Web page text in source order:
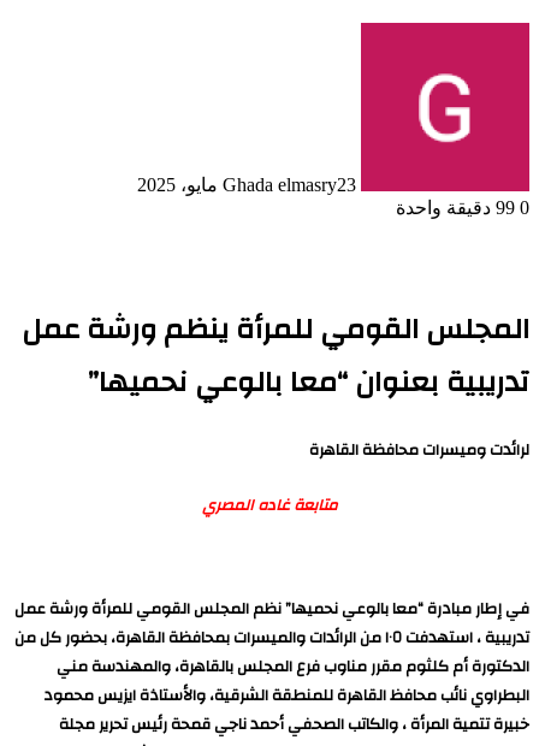
Ghada elmasry23 مايو، 2025
0
دقيقة واحدة
المجلس القومي للمرأة ينظم ورشة عمل
تدريبية بعنوان “معا بالوعي نحميها”
لرائدت وميسرات محافظة القاهرة
متابعة غاده المصري
في إطار مبادرة “معا بالوعي نحميها” نظم المجلس القومي للمرأة ورشة عمل
تدريبية ، استهدفت ١٠٥ من الرائدات والميسرات بمحافظة القاهرة، بحضور كل من
الدكتورة أم كلثوم مقرر مناوب فرع المجلس بالقاهرة، والمهندسة مني
البطراوي نائب محافظ القاهرة للمنطقة الشرقية، والأستاذة ايزيس محمود
خبيرة تتمية المرأة ، والكاتب الصحفي أحمد ناجي قمحة رئيس تحرير مجلة